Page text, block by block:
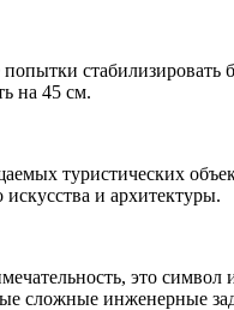
на 45 см.
туристических
и архитектуры.
это
сложные инженерные